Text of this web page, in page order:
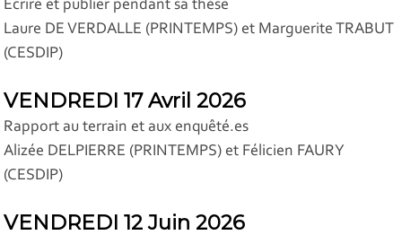
Ecrire et publier pendant sa thèse
Laure DE VERDALLE (PRINTEMPS) et Marguerite TRABUT
(CESDIP)
VENDREDI 17 Avril 2026
Rapport au terrain et aux enquêté.es
Alizée DELPIERRE (PRINTEMPS) et Félicien FAURY
(CESDIP)
VENDREDI 12 Juin 2026